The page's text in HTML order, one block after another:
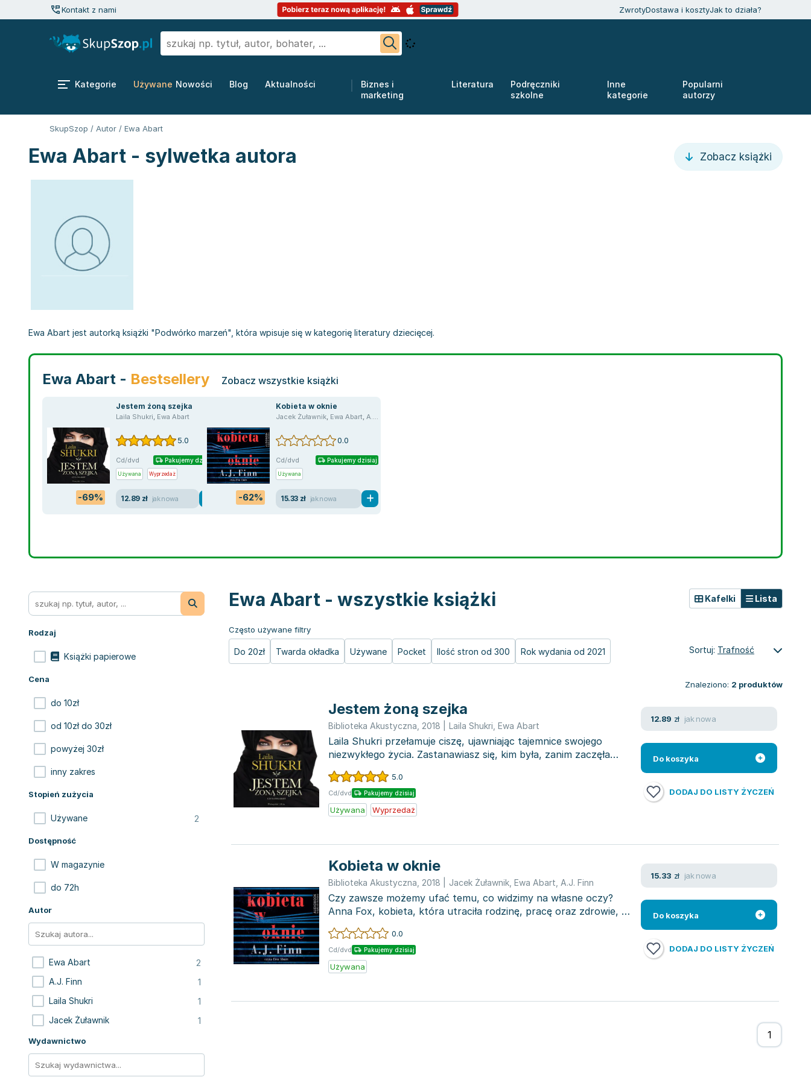
Kontakt z nami ZwrotyDostawa i kosztyJak to działa?
Kategorie Używane Nowości Blog Aktualności
Biznes i
marketing
Literatura
Podręczniki
szkolne
Inne
kategorie
Popularni
autorzy
SkupSzop / Autor / Ewa Abart
Ewa Abart - sylwetka autora Zobacz książki
Ewa Abart jest autorką książki "Podwórko marzeń", która wpisuje się w kategorię literatury dziecięcej.
Ewa Abart - Bestsellery Zobacz wszystkie książki
-69%
Jestem żoną szejka
Laila Shukri, Ewa Abart
5.0
Cd/dvd Pakujemy dzisiaj
Używana Wyprzedaż
12.89 zł jak nowa -62%
Kobieta w oknie
Jacek Żuławnik, Ewa Abart, A.J. Finn
0.0
Cd/dvd Pakujemy dzisiaj
Używana
15.33 zł jak nowa
Rodzaj
Książki papierowe
Cena
do 10zł
od 10zł do 30zł
powyżej 30zł
inny zakres
Stopień zużycia
Używane 2
Dostępność
W magazynie
do 72h
Autor
Ewa Abart 2
A.J. Finn 1
Laila Shukri 1
Jacek Żuławnik 1
Wydawnictwo
Ewa Abart - wszystkie książki
Często używane filtry
Do 20zł Twarda okładka Używane Pocket Ilość stron od 300 Rok wydania od 2021
Kafelki Lista
Sortuj: Trafność
Znaleziono: 2 produktów
Jestem żoną szejka
Biblioteka Akustyczna 2018 Laila Shukri Ewa Abart
Laila Shukri przełamuje ciszę, ujawniając tajemnice swojego
niezwykłego życia. Zastanawiasz się, kim była, zanim zaczęła
kreować l...
5.0
Cd/dvd Pakujemy dzisiaj
Używana Wyprzedaż
12.89 zł jak nowa
Do koszyka
DODAJ DO LISTY ŻYCZEŃ
Kobieta w oknie
Biblioteka Akustyczna 2018 Jacek Żuławnik Ewa Abart A.J. Finn
Czy zawsze możemy ufać temu, co widzimy na własne oczy?
Anna Fox, kobieta, która utraciła rodzinę, pracę oraz zdrowie, od
miesięcy...
0.0
Cd/dvd Pakujemy dzisiaj
Używana
15.33 zł jak nowa
Do koszyka
DODAJ DO LISTY ŻYCZEŃ